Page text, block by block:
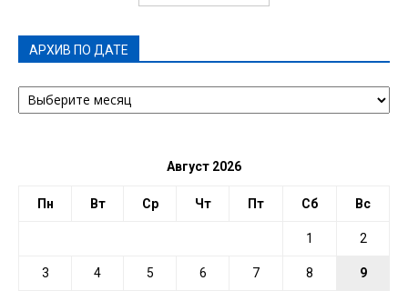
АРХИВ ПО ДАТЕ
АРХИВ
ПО
Август 2026
Пн Вт Ср Чт Пт Сб Вс
1 2
3 4 5 6 7 8 9